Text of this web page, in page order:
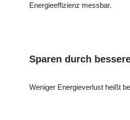
Energieeffizienz messbar.
Sparen durch
Weniger Energieverlust heißt